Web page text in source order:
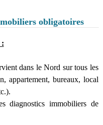
obligatoires
:
dans le Nord sur tous les
appartement, bureaux, local
diagnostics immobiliers de